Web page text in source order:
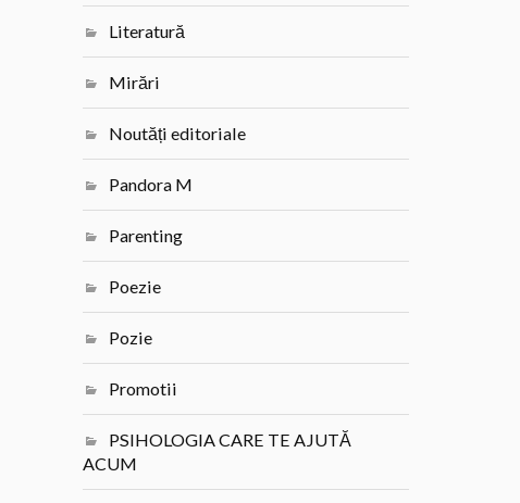
Literatură
Mirări
Noutăți editoriale
Pandora M
Parenting
Poezie
Pozie
Promotii
PSIHOLOGIA CARE TE AJUTĂ
ACUM